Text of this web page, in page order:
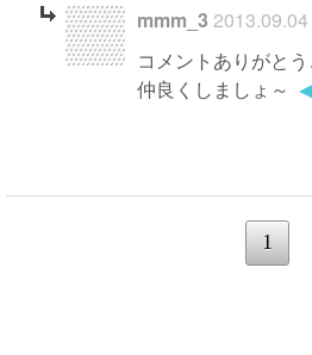
mmm_3 2013.09.04
コメントありがとう
仲良くしましょ～ ◀
1